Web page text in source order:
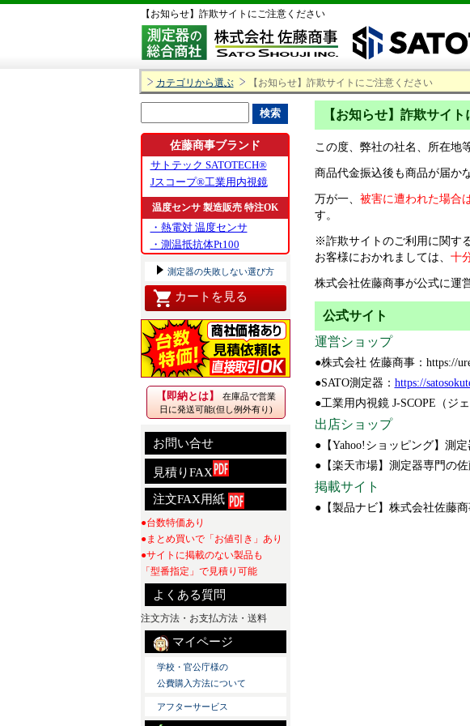
【お知らせ】詐欺サイトにご注意ください
カテゴリから選ぶ 【お知らせ】詐欺サイトにご注意ください
【お知らせ】詐欺サイ
この度、弊社の社名、所在地
商品代金振込後も商品が届か
万が一、 被害に遭われた場合
す。
※詐欺サイトのご利用に関す
お客様におかれましては、 十
株式会社佐藤商事が公式に運
公式サイト
運営ショップ
●株式会社 佐藤商事：https://
●SATO測定器： https://
●工業用内視鏡 J-SCOPE（ジ
出店ショップ
●【Yahoo!ショッピング】測
●【楽天市場】測定器専門の
掲載サイト
●【製品ナビ】株式会社佐藤商
佐藤商事ブランド
サトテック SATOTECH®
Jスコープ®工業用内視鏡
温度センサ 製造販売 特注OK
・熱電対 温度センサ
・測温抵抗体Pt100
測定器の失敗しない選び方
カートを見る
【即納とは】
在庫品で営業
日に発送可能(但し例外有り)
お問い合せ
見積りFAX
注文FAX用紙
●台数特価あり
●まとめ買いで「お値引き」あり
●サイトに掲載のない製品も
「型番指定」で見積り可能
よくある質問
注文方法・お支払方法・送料
マイページ
学校・官公庁様の
公費購入方法について
アフターサービス